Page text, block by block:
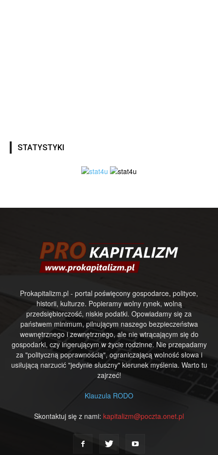
STATYSTYKI
Prokapitalizm.pl - portal poświęcony gospodarce, polityce,
historii, kulturze. Popieramy wolny rynek, wolną
przedsiębiorczość, niskie podatki. Opowiadamy się za
państwem minimum, pilnującym naszego bezpieczeństwa
wewnętrznego i zewnętrznego, ale nie wtrącającym się do
gospodarki, czy ingerującym w życie rodzinne. Nie przepadamy
za "polityczną poprawnością", ograniczającą wolność słowa i
usiłującą narzucić "jedynie słuszny" kierunek myślenia. Warto tu
zajrzeć!
Klauzula RODO
Skontaktuj się z nami: kapitalizm@poczta.onet.pl